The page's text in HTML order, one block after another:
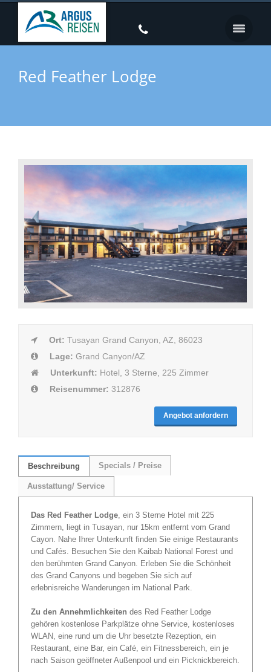
Red Feather Lodge
Ort: Tusayan Grand Canyon, AZ, 86023
Lage: Grand Canyon/AZ
Unterkunft: Hotel, 3 Sterne, 225 Zimmer
Reisenummer: 312876
Angebot anfordern
Beschreibung Specials / Preise
Ausstattung/ Service
Das Red Feather Lodge , ein 3 Sterne Hotel mit 225
Zimmern, liegt in Tusayan, nur 15km entfernt vom Grand
Cayon. Nahe Ihrer Unterkunft finden Sie einige Restaurants
und Cafés. Besuchen Sie den Kaibab National Forest und
den berühmten Grand Canyon. Erleben Sie die Schönheit
des Grand Canyons und begeben Sie sich auf
erlebnisreiche Wanderungen im National Park.
Zu den Annehmlichkeiten des Red Feather Lodge
gehören kostenlose Parkplätze ohne Service, kostenloses
WLAN, eine rund um die Uhr besetzte Rezeption, ein
Restaurant, eine Bar, ein Café, ein Fitnessbereich, ein je
nach Saison geöffneter Außenpool und ein Picknickbereich.